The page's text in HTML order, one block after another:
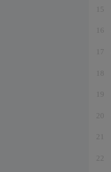
15
16
17
18
19
20
21
22